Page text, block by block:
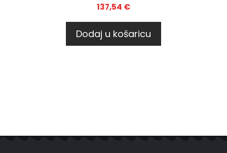
137,54 €
Dodaj u košaricu